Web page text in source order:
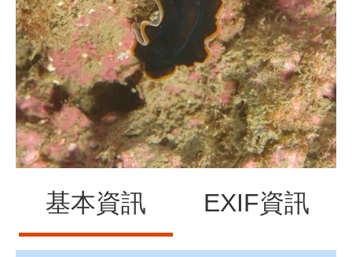
區
首
頁
館
員
登
入
覽
基本資訊 EXIF資訊